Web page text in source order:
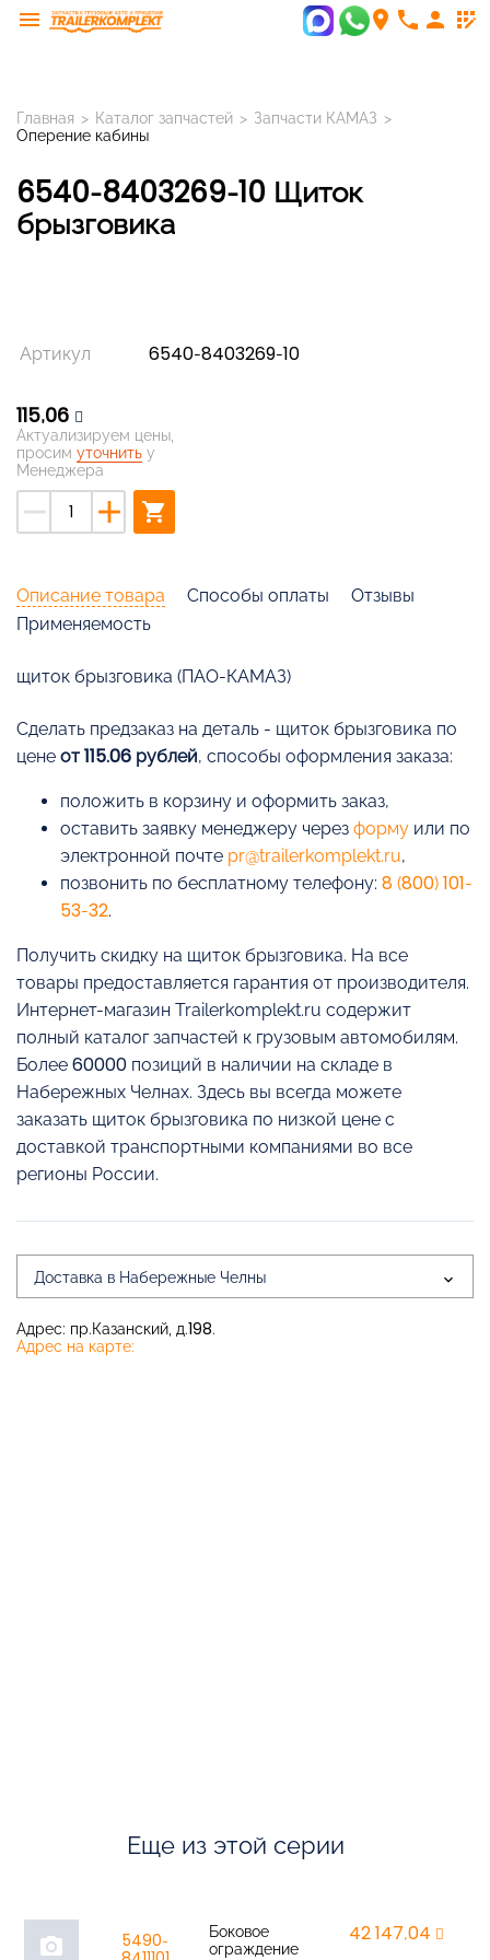
menu room phone person app_registration
Главная > Каталог запчастей > Запчасти КАМАЗ >
Оперение кабины
6540-8403269-10 Щиток
брызговика
Артикул 6540-8403269-10
115,06
Актуализируем цены,
просим уточнить у
Менеджера
remove add shopping_cart
Описание товара Способы оплаты
Отзывы
Применяемость
щиток брызговика (ПАО-КАМАЗ)
Cделать предзаказ на деталь - щиток брызговика по
цене от 115.06 рублей, способы оформления заказа:
положить в корзину и оформить заказ,
оставить заявку менеджеру через форму или по
электронной почте pr@trailerkomplekt.ru,
позвонить по бесплатному телефону: 8 (800) 101-
53-32.
Получить скидку на щиток брызговика. На все
товары предоставляется гарантия от производителя.
Интернет-магазин Trailerkomplekt.ru содержит
полный каталог запчастей к грузовым автомобилям.
Более 60000 позиций в наличии на складе в
Набережных Челнах. Здесь вы всегда можете
заказать щиток брызговика по низкой цене с
доставкой транспортными компаниями во все
регионы России.
Доставка в Набережные Челны
Адрес: пр.Казанский, д.198.
Адрес на карте:
Еще из этой серии
photo_camera
5490-
Боковое
ограждение
42 147,04